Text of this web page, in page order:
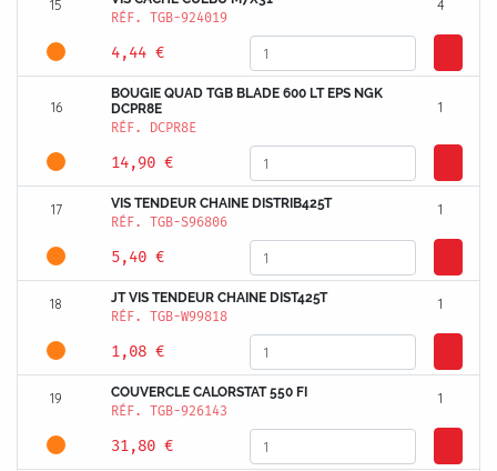
15
RÉF.
TGB-924019
4
4,44 €
16
BOUGIE QUAD TGB BLADE 600 LT EPS NGK
DCPR8E
RÉF.
DCPR8E
1
14,90 €
17
VIS TENDEUR CHAINE DISTRIB425T
RÉF.
TGB-S96806
1
5,40 €
18
JT VIS TENDEUR CHAINE DIST425T
RÉF.
TGB-W99818
1
1,08 €
19
COUVERCLE CALORSTAT 550 FI
RÉF.
TGB-926143
1
31,80 €